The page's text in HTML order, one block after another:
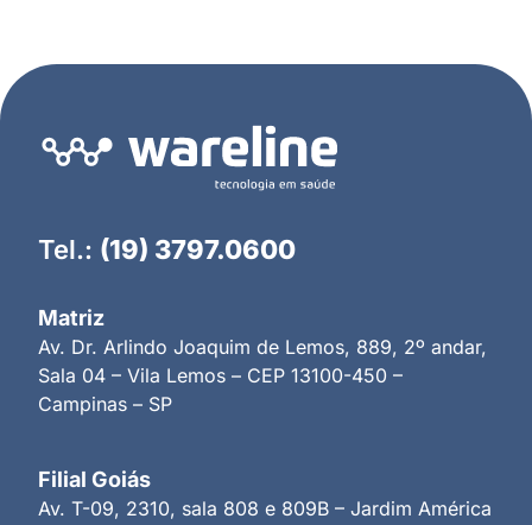
Tel.: (19) 3797.0600
Matriz
Av. Dr. Arlindo Joaquim de Lemos, 889, 2º andar,
Sala 04 – Vila Lemos – CEP 13100-450 –
Campinas – SP
Filial Goiás
Av. T-09, 2310, sala 808 e 809B – Jardim América